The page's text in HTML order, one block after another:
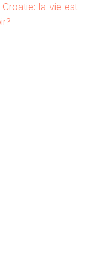
la vie est-